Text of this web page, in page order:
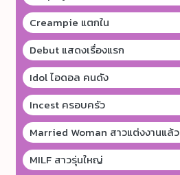
Creampie แตกใน
Debut แสดงเรื่องแรก
Idol ไอดอล คนดัง
Incest ครอบครัว
Married Woman สาวแต่งงานแล้ว
MILF สาวรุ่นใหญ่